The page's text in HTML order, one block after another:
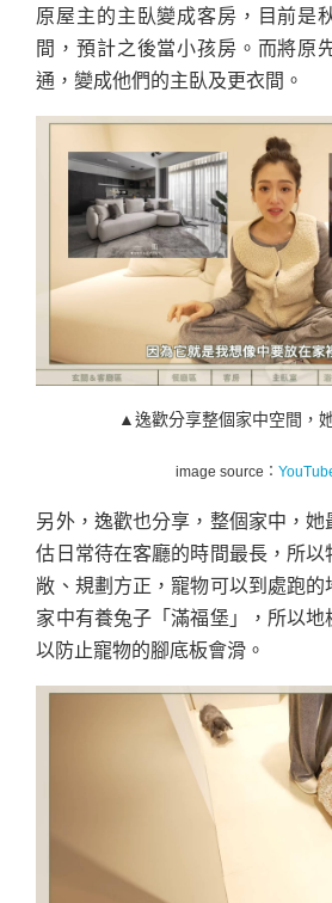
原屋主的主臥變成客房，目前是
間，預計之後當小孩房。而將原
通，變成他們的主臥及更衣間。
▲逸歡分享整個家中空間，
image source：
另外，逸歡也分享，整個家中，
估日常待在客廳的時間最長，所
敞、規劃方正，寵物可以到處跑
家中有養兔子「滿福堡」，所以
以防止寵物的腳底板會滑。